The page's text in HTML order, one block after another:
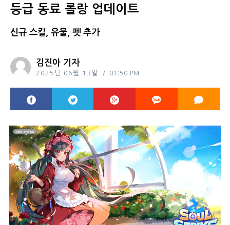
등급 동료 롤랑 업데이트
신규 스킬, 유물, 펫 추가
김진아 기자
2025년 06월 13일 01:50 PM